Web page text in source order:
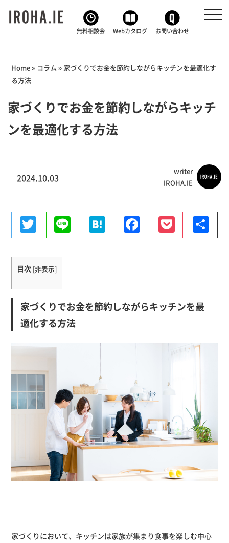
無料相談会 Webカタログ お問い合わせ
Home» コラム » 家づくりでお金を節約しながらキッチンを最適化す
る方法
家づくりでお金を節約しながらキッチ
ンを最適化する方法
2024.10.03
writer
IROHA.IE
TwitterLine HatenaFacebook
Pocket
有
目次 [非表示]
家づくりでお金を節約しながらキッチンを最
適化する方法
家づくりにおいて、キッチンは家族が集まり食事を楽しむ中心